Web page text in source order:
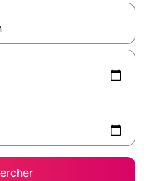
utilisez les flèches vers le